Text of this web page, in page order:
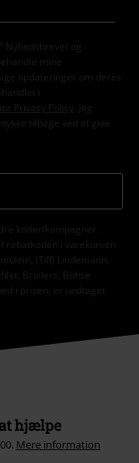
Nyhedsbrevet og
mine
opdateringer om deres
i
Privacy Policy
. Jeg
tilbage ved at give
koder/kampagner.
i varekurven
(Till) Lindemann,
Broilers, Böhse
i prisen, er undtaget
hjælpe
Mere information